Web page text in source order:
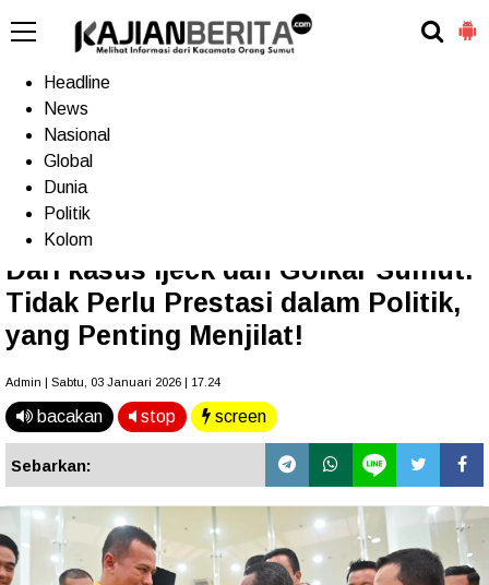
Home
Headline
News
Nasional
Global
Dunia
Politik
Kolom
Terkini
Dari kasus Ijeck dan Golkar Sumut:
Tidak Perlu Prestasi dalam Politik,
yang Penting Menjilat!
Admin | Sabtu, 03 Januari 2026 | 17.24
bacakan stop screen
Sebarkan: